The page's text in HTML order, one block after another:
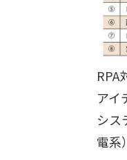
RPA
アイ
シス
電系